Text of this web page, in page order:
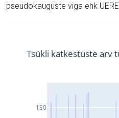
pseudokauguste viga ehk
150
Tsükli katkestuste arv